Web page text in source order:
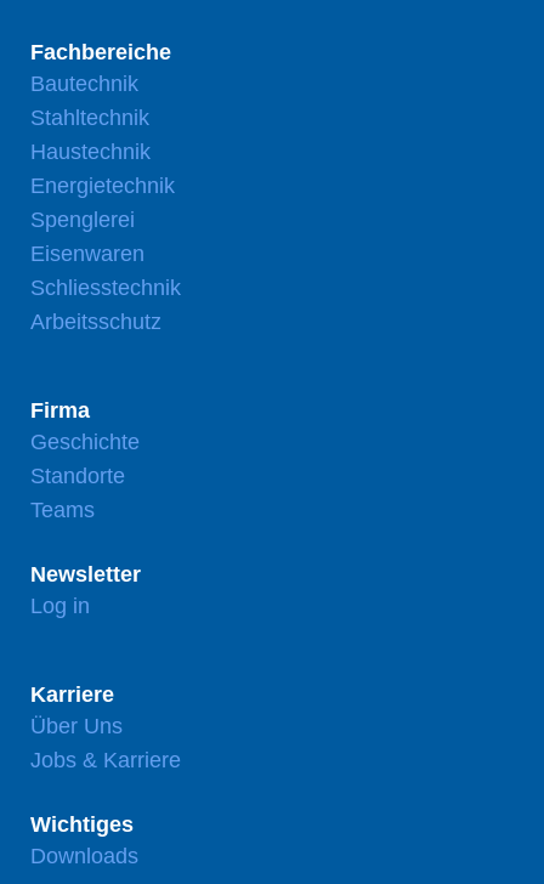
Fachbereiche
Bautechnik
Stahltechnik
Haustechnik
Energietechnik
Spenglerei
Eisenwaren
Schliesstechnik
Arbeitsschutz
Firma
Geschichte
Standorte
Teams
Newsletter
Log in
Karriere
Über Uns
Jobs & Karriere
Wichtiges
Downloads